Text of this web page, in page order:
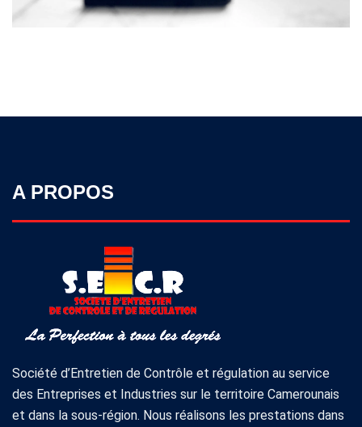
A PROPOS
Société d’Entretien de Contrôle et régulation au service
des Entreprises et Industries sur le territoire Camerounais
et dans la sous-région. Nous réalisons les prestations dans